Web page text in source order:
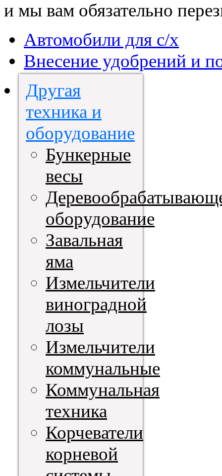
и мы вам обязательно
Автомобили для с/х
Внесение удобрений и
Другая
техника и
оборудование
Бункерные
весы
оборудование
Завальная
яма
Измельчители
виноградной
лозы
Измельчители
коммунальные
Коммунальная
техника
Корчеватели
корневой